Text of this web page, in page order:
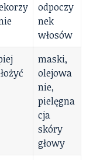
odpoczy
nek
włosów
maski,
olejowa
nie,
pielęgna
cja
skóry
głowy